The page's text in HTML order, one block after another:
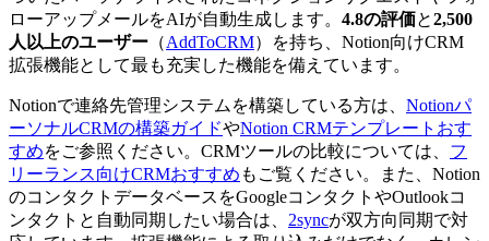
ローアップメールをAIが自動生成します。 4.8の評価と2,500
人以上のユーザー （AddToCRM）を持ち、Notion向けCRM
拡張機能として最も充実した機能を備えています。
Notionで連絡先管理システムを構築している方は、 Notionパ
ーソナルCRMの構築ガイドやNotion CRMテンプレートおす
すめをご参照ください。CRMツールの比較については、 フ
リーランス向けCRMおすすめ もご覧ください。また、Notion
のコンタクトデータベースをGoogleコンタクトやOutlookコ
ンタクトと自動同期したい場合は、 2syncが双方向同期で対